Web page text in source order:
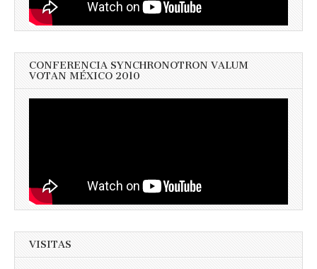
CONFERENCIA SYNCHRONOTRON VALUM
VOTAN MÉXICO 2010
VISITAS